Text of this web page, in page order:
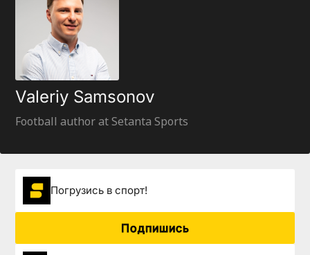
Valeriy Samsonov
Football author at Setanta Sports
Погрузиcь в спорт!
Подпишись